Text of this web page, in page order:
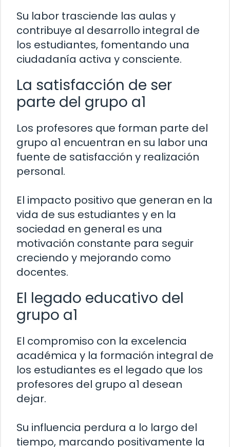
Su labor trasciende las aulas y
contribuye al desarrollo integral de
los estudiantes, fomentando una
ciudadanía activa y consciente.
La satisfacción de ser
parte del grupo a1
Los profesores que forman parte del
grupo a1 encuentran en su labor una
fuente de satisfacción y realización
personal.
El impacto positivo que generan en la
vida de sus estudiantes y en la
sociedad en general es una
motivación constante para seguir
creciendo y mejorando como
docentes.
El legado educativo del
grupo a1
El compromiso con la excelencia
académica y la formación integral de
los estudiantes es el legado que los
profesores del grupo a1 desean
dejar.
Su influencia perdura a lo largo del
tiempo, marcando positivamente la